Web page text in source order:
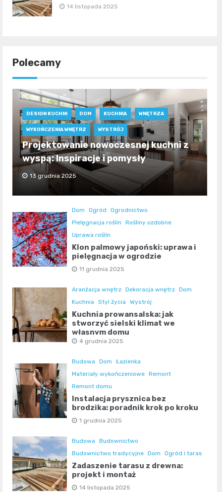
14 listopada 2025
Polecamy
DESIGN KUCHNI DOM KUCHNIA WNĘTRZA
WYKOŃCZENIA WNĘTRZ WYSTRÓJ
Projektowanie nowoczesnej kuchni z
wyspą: Inspiracje i pomysły
13 grudnia 2025
Dom Ogród
Ogrodnictwo
Pielęgnacja roślin
Rośliny ozdobne
Uprawa roślin
Klon palmowy japoński: uprawa i
pielęgnacja w ogrodzie
11 grudnia 2025
Aranżacja wnętrz Dekoracja wnętrz Dom
Kuchnia
Styl życia Wystrój
Kuchnia prowansalska: jak
stworzyć sielski klimat we
własnym domu
4 grudnia 2025
Budowa Dom
Łazienka
Materiały wykończeniowe Remont
Remont domu
Instalacja prysznica bez
brodzika: poradnik krok po kroku
1 grudnia 2025
Budowa
Budownictwo
Budownictwo tradycyjne Dom Ogród i taras
Zadaszenie tarasu z drewna:
projekt i montaż
14 listopada 2025